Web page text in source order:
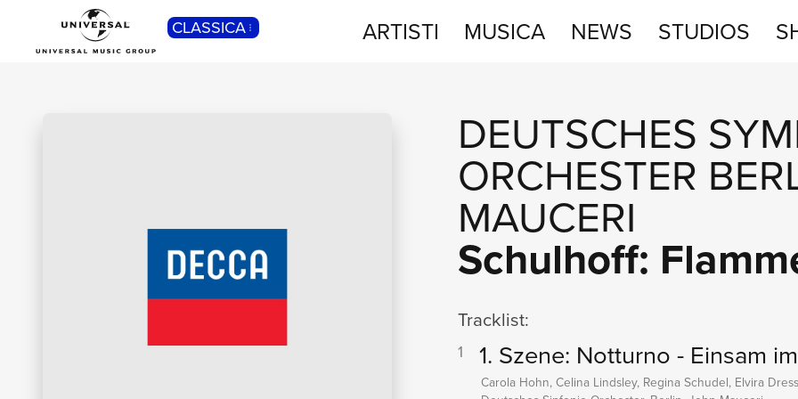
CLASSICA ARTISTI MUSICA NEWS STUDIOS
DEUTSCHES
ORCHESTER
MAUCERI
Schulhoff:
Tracklist:
1 1. Szene: Notturno - Einsam
Carola Hohn, Celina Lindsley, Regina Schudel, Elvira
POP
SHOP